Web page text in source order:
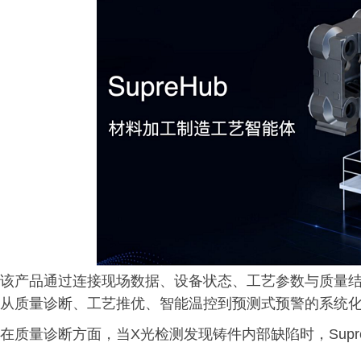
该产品通过连接现场数据、设备状态、工艺参数与质
从质量诊断、工艺推优、智能温控到预测式预警的系统
在质量诊断方面，当X光检测发现铸件内部缺陷时，